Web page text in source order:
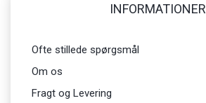
INFORMATIONER
Ofte stillede spørgsmål
Om os
Fragt og Levering